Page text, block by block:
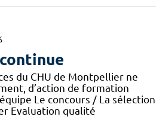
du CHU de Montpellier ne
d’action de formation
Le concours / La sélection
Evaluation qualité